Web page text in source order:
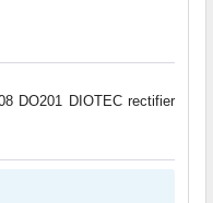
DO201 DIOTEC rectifier